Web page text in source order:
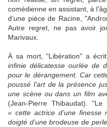
comédienne en assistant, à
d’une pièce de Racine,
Autre regret, ne pas avoir
Marivaux.
À sa mort, "Libération" a
infinie délicatesse ourlée de
pour le dérangement. Car
poussé l’art de la présence
une scène ou dans un film
(Jean-Pierre Thibaudat).
« cette actrice d’une finesse
doigté d’une brodeuse de